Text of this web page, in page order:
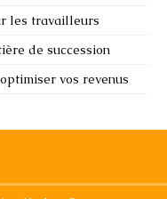
les travailleurs
de succession
vos revenus